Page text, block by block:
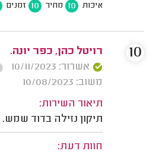
איכות 10 מחיר 10 זמנים
רויטל כהן, כפר יונה.
אשרור: 10/11/2023
משוב: 10/08/2023
תיאור השירות:
תיקון נזילה בדוד שמש.
חוות דעת:
10